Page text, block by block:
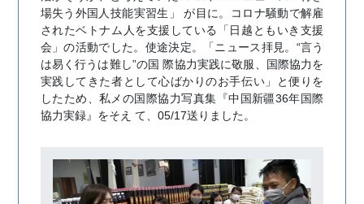
場失う外国人技能実習生」 が目に。コロナ騒動で解雇
されたベトナム人を支援している「日越ともいき支援
会」の活動でした。使途決定。「ニュース拝見。“言う
は易く行うは難し”の国 際協力実践に敬服、国際協力を
実践してきた者として心ばかりのお手伝い」と便りを
したため、私メの国際協力写真集『中国新疆36年国際
協力実録』をそえ て、05/17送りました。